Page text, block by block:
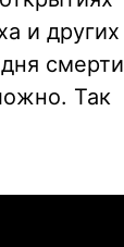
и других
смерти
Так